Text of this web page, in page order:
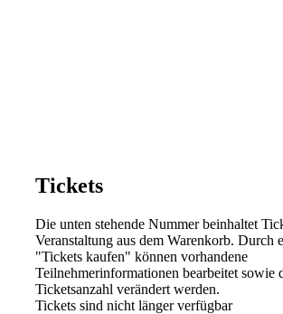
Tickets
Die unten stehende Nummer beinhaltet
Veranstaltung aus dem Warenkorb. Durch
"Tickets kaufen" können vorhandene
Teilnehmerinformationen bearbeitet sowie
Ticketsanzahl verändert werden.
Tickets sind nicht länger verfügbar